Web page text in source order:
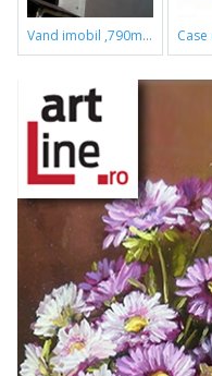
vand imobil ,790m,piata gorjului,pret negociabil